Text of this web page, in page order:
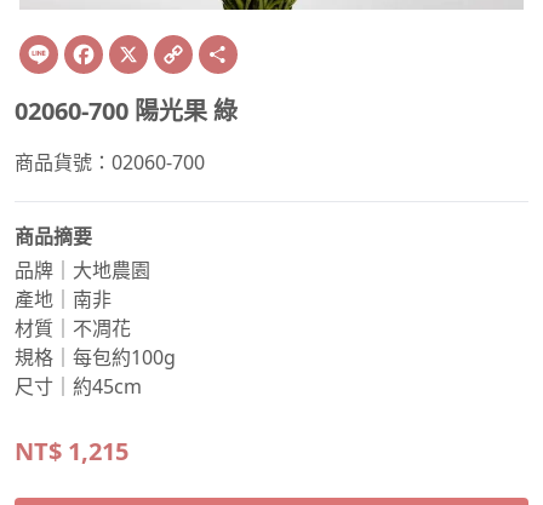
Line Facebook
X Copy
Link
02060-700 陽光果 綠
商品貨號：02060-700
商品摘要
品牌｜大地農園
產地｜南非
材質｜不凋花
規格｜每包約100g
尺寸｜約45cm
NT$ 1,215